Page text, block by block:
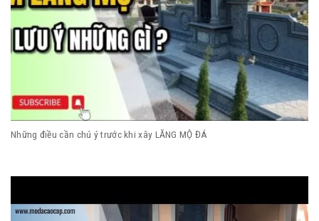
Những điều cần chú ý trước khi xây LĂNG MỘ ĐÁ